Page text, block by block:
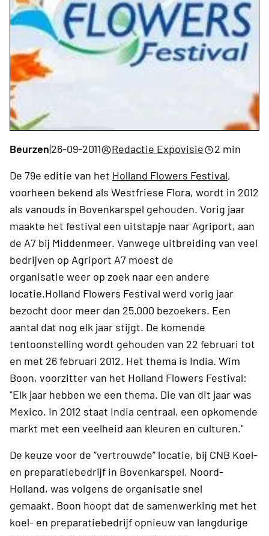
Beurzen|26-09-2011 Redactie Expovisie
2 min
De 79e editie van het Holland Flowers Festival,
voorheen bekend als Westfriese Flora, wordt in 2012
als vanouds in Bovenkarspel gehouden. Vorig jaar
maakte het festival een uitstapje naar Agriport, aan
de A7 bij Middenmeer. Vanwege uitbreiding van veel
bedrijven op Agriport A7 moest de
organisatie weer op zoek naar een andere
locatie.Holland Flowers Festival werd vorig jaar
bezocht door meer dan 25.000 bezoekers. Een
aantal dat nog elk jaar stijgt. De komende
tentoonstelling wordt gehouden van 22 februari tot
en met 26 februari 2012. Het thema is India. Wim
Boon, voorzitter van het Holland Flowers Festival:
"Elk jaar hebben we een thema. Die van dit jaar was
Mexico. In 2012 staat India centraal, een opkomende
markt met een veelheid aan kleuren en culturen."
De keuze voor de ”vertrouwde” locatie, bij CNB Koel-
en preparatiebedrijf in Bovenkarspel, Noord-
Holland, was volgens de organisatie snel
gemaakt. Boon hoopt dat de samenwerking met het
koel- en preparatiebedrijf opnieuw van langdurige